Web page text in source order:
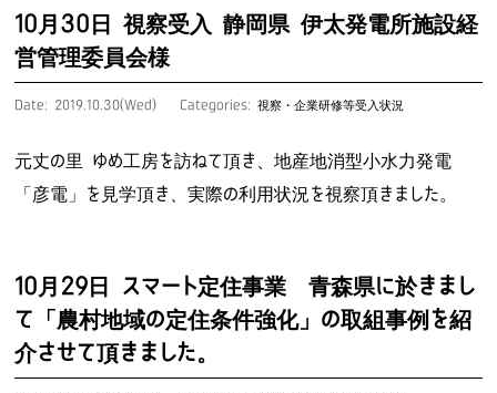
10月30日 視察受入 静岡県 伊太発電所施設経
営管理委員会様
Date: 2019.10.30(Wed) Categories:視察・企業研修等受入状況
元丈の里 ゆめ工房を訪ねて頂き、地産地消型小水力発電
「彦電」を見学頂き、実際の利用状況を視察頂きました。
10月29日 スマート定住事業 青森県に於きまし
て「農村地域の定住条件強化」の取組事例を紹
介させて頂きました。